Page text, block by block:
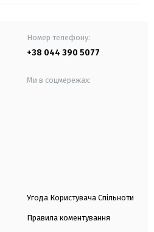
Номер телефону:
+38 044 390 5077
Ми в соцмережах:
Угода Користувача Спільноти
Правила коментування